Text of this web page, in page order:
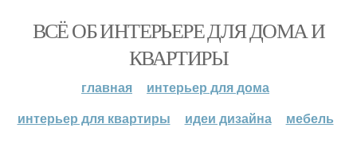
ВСЁ ОБ ИНТЕРЬЕРЕ ДЛЯ ДОМА И
КВАРТИРЫ
главная
интерьер для дома
интерьер для квартиры
идеи дизайна мебель